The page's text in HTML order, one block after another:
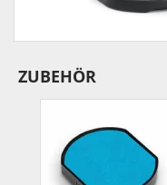
ZUBEHÖR